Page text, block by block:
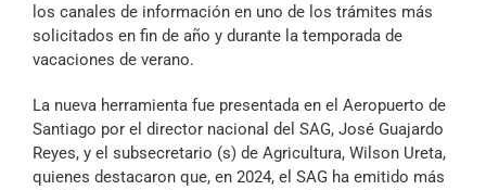
los canales de información en uno de los trámites más
solicitados en fin de año y durante la temporada de
vacaciones de verano.
La nueva herramienta fue presentada en el Aeropuerto de
Santiago por el director nacional del SAG, José Guajardo
Reyes, y el subsecretario (s) de Agricultura, Wilson Ureta,
quienes destacaron que, en 2024, el SAG ha emitido más